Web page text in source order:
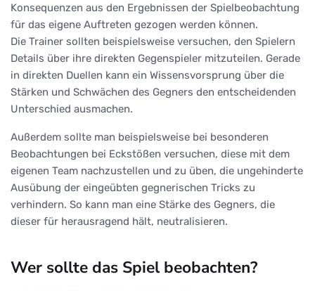
Konsequenzen aus den Ergebnissen der Spielbeobachtung
für das eigene Auftreten gezogen werden können.
Die Trainer sollten beispielsweise versuchen, den Spielern
Details über ihre direkten Gegenspieler mitzuteilen. Gerade
in direkten Duellen kann ein Wissensvorsprung über die
Stärken und Schwächen des Gegners den entscheidenden
Unterschied ausmachen.
Außerdem sollte man beispielsweise bei besonderen
Beobachtungen bei Eckstößen versuchen, diese mit dem
eigenen Team nachzustellen und zu üben, die ungehinderte
Ausübung der eingeübten gegnerischen Tricks zu
verhindern. So kann man eine Stärke des Gegners, die
dieser für herausragend hält, neutralisieren.
Wer sollte das Spiel beobachten?